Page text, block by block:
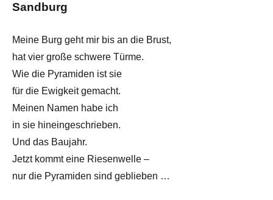
Sandburg
Meine Burg geht mir bis an die Brust,
hat vier große schwere Türme.
Wie die Pyramiden ist sie
für die Ewigkeit gemacht.
Meinen Namen habe ich
in sie hineingeschrieben.
Und das Baujahr.
Jetzt kommt eine Riesenwelle –
nur die Pyramiden sind geblieben …